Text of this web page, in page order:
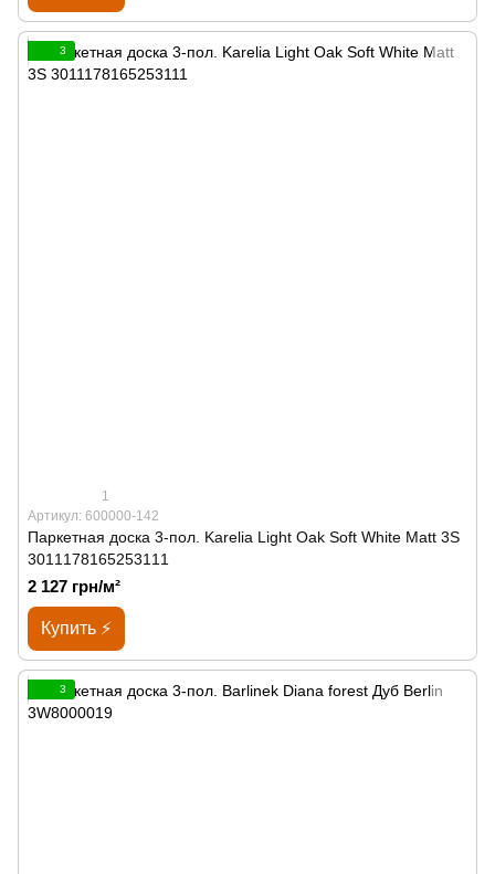
3
1
Артикул: 600000-142
Паркетная доска 3-пол. Karelia Light Oak Soft White Matt 3S
3011178165253111
2 127 грн/м²
Купить ⚡
3